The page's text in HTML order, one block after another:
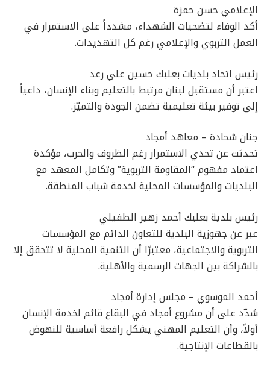
الإعلامي حسن حمزة
أكد الوفاء لتضحيات الشهداء، مشدداً على الاستمرار في
العمل التربوي والإعلامي رغم كل التهديدات.
رئيس اتحاد بلديات بعلبك حسين علي رعد
اعتبر أن مستقبل لبنان مرتبط بالتعليم وبناء الإنسان، داعياً
إلى توفير بيئة تعليمية تضمن الجودة والتميّز.
جنان شحادة – معاهد أمجاد
تحدثت عن تحدي الاستمرار رغم الظروف والحرب، مؤكدة
اعتماد مفهوم “المقاومة التربوية” وتكامل المعهد مع
البلديات والمؤسسات المحلية لخدمة شباب المنطقة.
رئيس بلدية بعلبك أحمد زهير الطفيلي
عبر عن جهوزية البلدية للتعاون الدائم مع المؤسسات
التربوية والاجتماعية، معتبرًا أن التنمية المحلية لا تتحقق إلا
بالشراكة بين الجهات الرسمية والأهلية.
أحمد الموسوي – مجلس إدارة أمجاد
شدّد على أن مشروع أمجاد في البقاع قائم لخدمة الإنسان
أولاً، وأن التعليم المهني يشكل رافعة أساسية للنهوض
بالقطاعات الإنتاجية.